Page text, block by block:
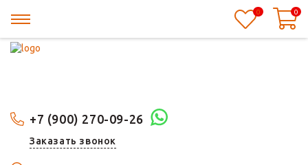
+7 (900) 270-09-26
Заказать звонок
0 0